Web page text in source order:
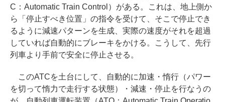
C：Automatic Train Control）がある。これは、地上側か
ら「停止すべき位置」の指令を受けて、そこで停止でき
るように減速パターンを生成、実際の速度がそれを超過
していれば自動的にブレーキをかける。こうして、先行
列車より手前で安全に停止させる。
このATCを土台にして、自動的に加速・惰行（パワー
を切って惰力で走行する状態）・減速・停止を行なうの